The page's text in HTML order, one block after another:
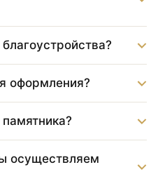
оформления?
осуществляем